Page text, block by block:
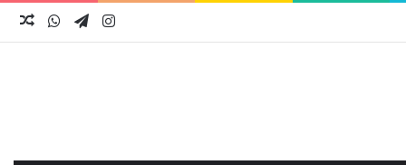
اینستاگرام
تلگرام واتس